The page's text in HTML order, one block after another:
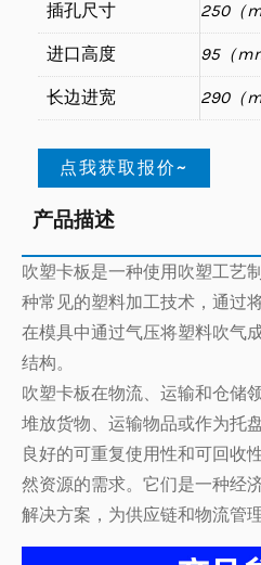
插孔尺寸 250（
进口高度 95（
长边进宽 290（
点我获取报价~
产品描述
吹塑卡板是一种使用吹塑工艺
种常见的塑料加工技术，通过
在模具中通过气压将塑料吹气
结构。
吹塑卡板在物流、运输和仓储
堆放货物、运输物品或作为托
良好的可重复使用性和可回收
然资源的需求。它们是一种经
解决方案，为供应链和物流管